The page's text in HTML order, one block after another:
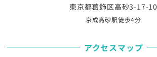
東京都葛飾区高砂3-17-10
京成高砂駅徒歩4分
アクセスマップ